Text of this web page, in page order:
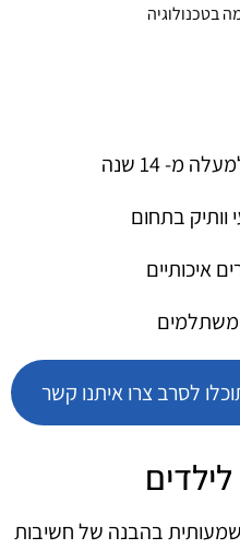
מ- 14 שנה
וותיק בתחום
איכותיים
משתלמים
לסרב צרו איתנו קשר
בהבנה של חשיבות